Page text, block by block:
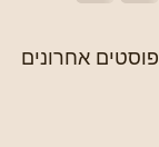
פוסטים אחרונים